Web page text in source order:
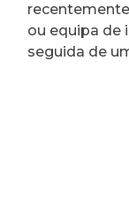
ou equipa de
seguida de